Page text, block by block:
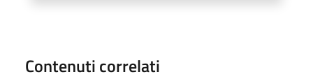
Contenuti correlati